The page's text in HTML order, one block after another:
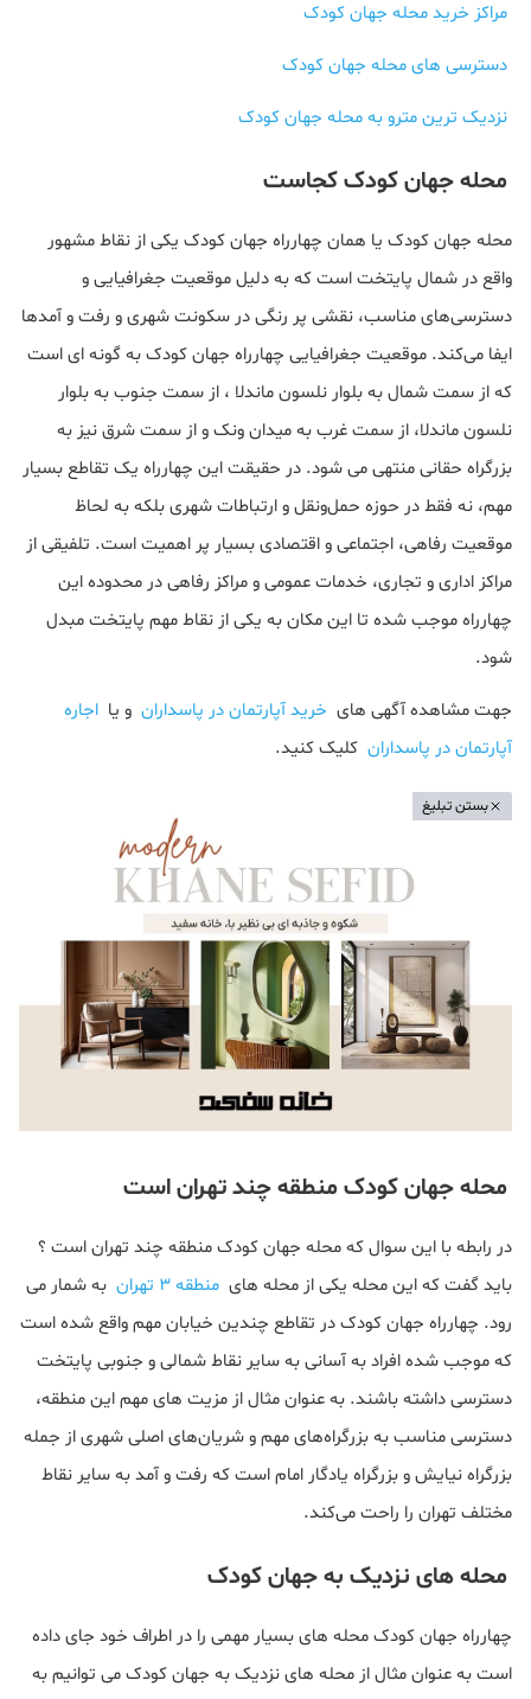
مراکز خرید محله جهان کودک
دسترسی های محله جهان کودک
نزدیک ترین مترو به محله جهان کودک
محله جهان کودک کجاست
محله جهان کودک یا همان چهارراه جهان کودک یکی از نقاط مشهور
واقع در شمال‌ پایتخت است که به دلیل موقعیت جغرافیایی و
دسترسی‌های مناسب، نقشی پر رنگی در سکونت شهری و رفت و آمدها
ایفا می‌کند. موقعیت جغرافیایی چهارراه جهان کودک به گونه ای است
که از سمت شمال به بلوار نلسون ماندلا ، از سمت جنوب به بلوار
نلسون ماندلا، از سمت غرب به میدان ونک و از سمت شرق نیز به
بزرگراه حقانی منتهی می شود. در حقیقت این چهارراه یک تقاطع بسیار
مهم، نه فقط در حوزه حمل‌ونقل و ارتباطات شهری بلکه به لحاظ
موقعیت رفاهی، اجتماعی و اقتصادی بسیار پر اهمیت است. تلفیقی از
مراکز اداری و تجاری، خدمات عمومی و مراکز رفاهی در محدوده این
چهارراه موجب شده تا این مکان به یکی از نقاط مهم پایتخت مبدل
شود.
جهت مشاهده آگهی های خرید آپارتمان در پاسداران و یا اجاره
آپارتمان در پاسداران کلیک کنید.
بستن تبلیغ
محله جهان کودک منطقه چند تهران است
در رابطه با این سوال که محله جهان کودک منطقه چند تهران است ؟
باید گفت که این محله یکی از محله های منطقه 3 تهران
به شمار می
رود. چهارراه جهان کودک در تقاطع چندین خیابان مهم واقع شده است
که موجب شده افراد به آسانی به سایر نقاط شمالی و جنوبی پایتخت
دسترسی داشته باشند. به عنوان مثال از مزیت های مهم این منطقه،
دسترسی مناسب به بزرگراه‌های مهم و شریان‌های اصلی شهری از جمله
بزرگراه نیایش و بزرگراه یادگار امام است که رفت و آمد به سایر نقاط
مختلف تهران را راحت می‌کند.
محله های نزدیک به جهان کودک
چهارراه جهان کودک محله های بسیار مهمی را در اطراف خود جای داده
است به عنوان مثال از محله های نزدیک به جهان کودک می توانیم به